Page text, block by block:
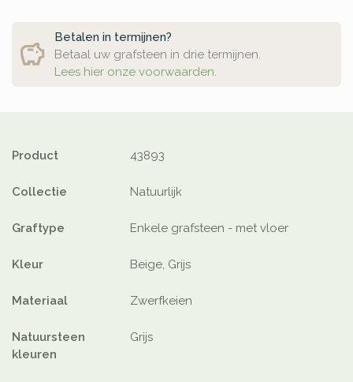
Betalen in termijnen?
Betaal uw grafsteen in drie termijnen.
Lees hier onze voorwaarden.
Product 43893
Collectie Natuurlijk
Graftype Enkele grafsteen - met vloer
Kleur Beige, Grijs
Materiaal Zwerfkeien
Natuursteen
kleuren
Grijs